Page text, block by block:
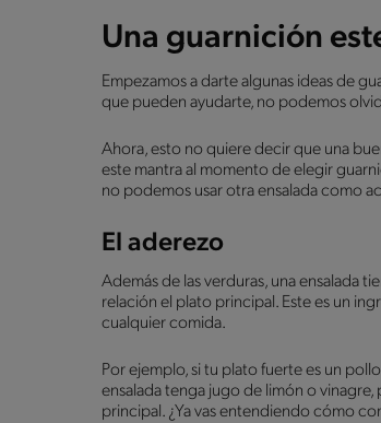
Una guarnición
Empezamos a darte algunas ideas de
que pueden ayudarte, no podemos
Ahora, esto no quiere decir que una
este mantra al momento de elegir
no podemos usar otra ensalada como
El aderezo
Además de las verduras, una ensalada
relación el plato principal. Este es un
cualquier comida.
Por ejemplo, si tu plato fuerte es un
ensalada tenga jugo de limón o
principal. ¿Ya vas entendiendo cómo